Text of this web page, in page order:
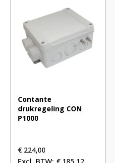
Contante
drukregeling CON
P1000
€ 224,00
€ 185,12